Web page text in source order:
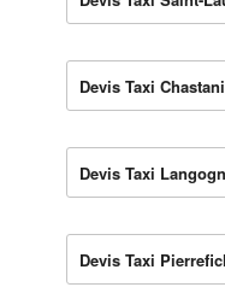
Devis Taxi
Devis Taxi
Devis Taxi